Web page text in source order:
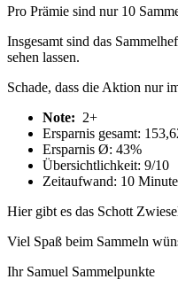
Pro Prämie sind nur 10
Insgesamt sind das
sehen lassen.
Schade, dass die Aktion nur
Note: 2+
Ersparnis gesamt:
Ersparnis Ø: 43%
Übersichtlichkeit: 9/10
Zeitaufwand: 10
Hier gibt es das Schott
Viel Spaß beim Sammeln
Ihr Samuel Sammelpunkte